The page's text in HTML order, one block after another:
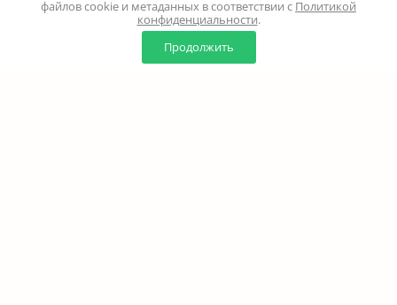
0
Корзина
файлов cookie и метаданных в соответствии с Политикой
конфиденциальности.
Продолжить